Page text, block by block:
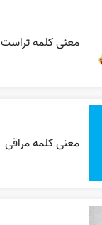
معنی کلمه تراست
معنی کلمه مراقی